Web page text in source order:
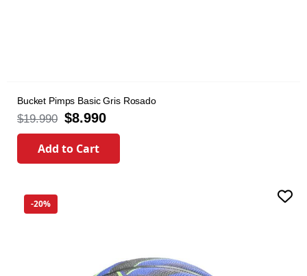
Bucket Pimps Basic Gris Rosado
$19.990 $8.990
Add to Cart
-20%